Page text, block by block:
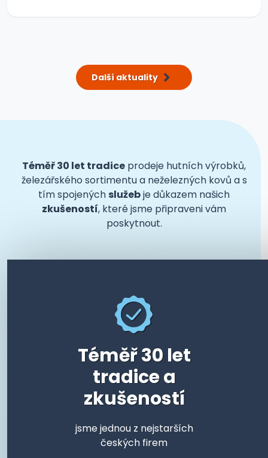
Další aktuality
Téměř 30 let tradice prodeje hutních výrobků,
železářského sortimentu a neželezných kovů a s
tím spojených služebje důkazem našich
zkušeností, které jsme připraveni vám
poskytnout.
Téměř 30 let
tradice a
zkušeností
jsme jednou z nejstarších
českých firem